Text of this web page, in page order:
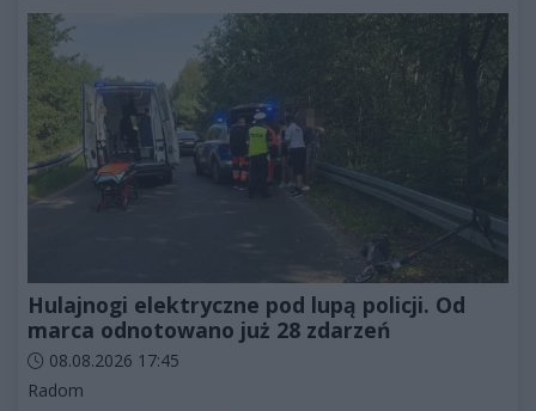
Hulajnogi elektryczne pod lupą policji. Od
marca odnotowano już 28 zdarzeń
Data dodania artykułu:
08.08.2026 17:45
Kategorie artykułu:
Radom